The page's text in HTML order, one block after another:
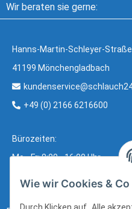
Wir beraten sie gerne:
Hanns-Martin-Schleyer-
41199 Mönchengladbach
+49 (0) 2166 6216600
Bürozeiten:
Mo - Fr: 8:00 - 16:00 Uhr
Wie wir Cookies &